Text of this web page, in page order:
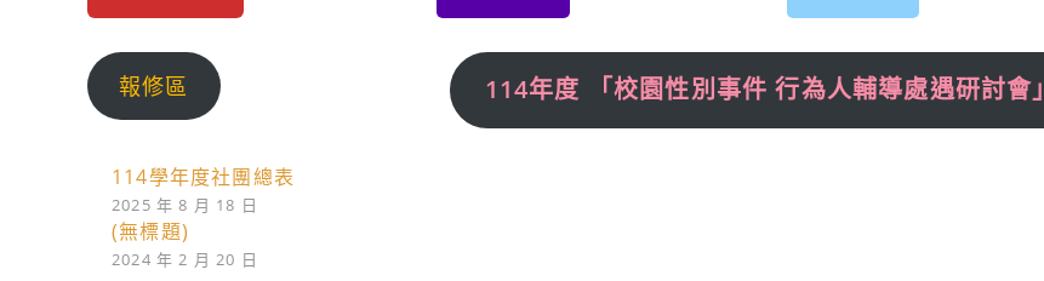
報修區 114年度 「校園性別事件 行為人輔導處遇研討會」
114學年度社團總表
2025 年 8 月 18 日
(無標題)
2024 年 2 月 20 日